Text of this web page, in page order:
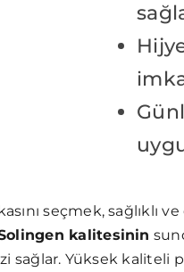
seçmek, sağlıklı
kalitesinin
sağlar. Yüksek